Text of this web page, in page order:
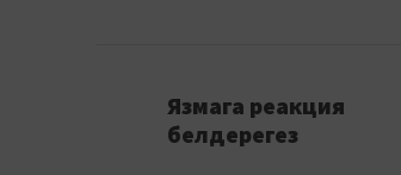
Язмага реакция
белдерегез